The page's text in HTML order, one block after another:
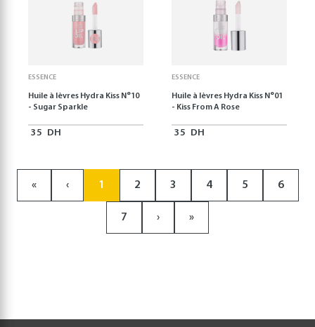
ESSENCE
Huile à lèvres Hydra Kiss N°10
- Sugar Sparkle
35 DH
ESSENCE
Huile à lèvres Hydra Kiss N°01
- Kiss From A Rose
35 DH
« ‹ 1 2 3 4 5 6
7 › »